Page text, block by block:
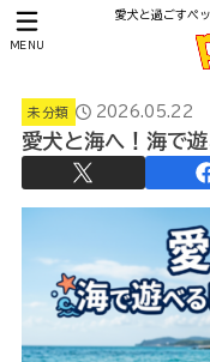
愛犬と過ごすペ
MENU
未分類 2026.05.22
愛犬と海へ！海で